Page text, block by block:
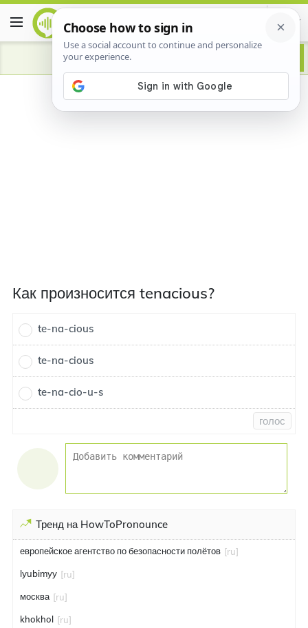
Как произносится tenacious?
te-na-cious
te-na-cious
te-na-cio-u-s
голос
Тренд на HowToPronounce
европейское агентство по безопасности полётов [ru]
lyubimyy [ru]
москва [ru]
khokhol [ru]